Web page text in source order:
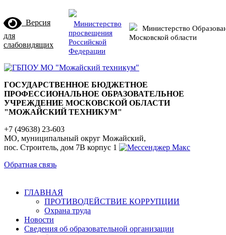
Версия
для
слабовидящих
Министерство
просвещения
Российской
Федерации
Министерство
Московской области
ГОСУДАРСТВЕННОЕ БЮДЖЕТНОЕ
ПРОФЕССИОНАЛЬНОЕ ОБРАЗОВАТЕЛЬНОЕ
УЧРЕЖДЕНИЕ МОСКОВСКОЙ ОБЛАСТИ
"МОЖАЙСКИЙ ТЕХНИКУМ"
+7 (49638) 23-603
МО, муниципальный округ Можайский,
пос. Строитель, дом 7В корпус 1
Обратная связь
ГЛАВНАЯ
ПРОТИВОДЕЙСТВИЕ КОРРУПЦИИ
Охрана труда
Новости
Сведения об образовательной организации